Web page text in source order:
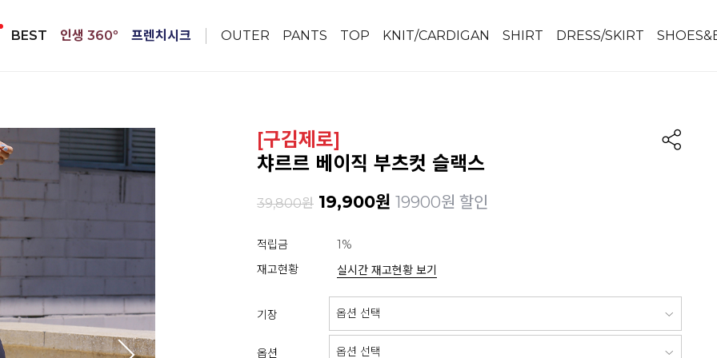
BEST 인생 360º 프렌치시크 OUTER PANTS TOP KNIT/CARDIGAN SHIRT DRESS/SKIRT
[구김제로]
챠르르 베이직 부츠컷 슬랙스
39,800원 19,900원 19900원 할인
적립금
1%
재고현황
실시간 재고현황 보기
기장
옵션